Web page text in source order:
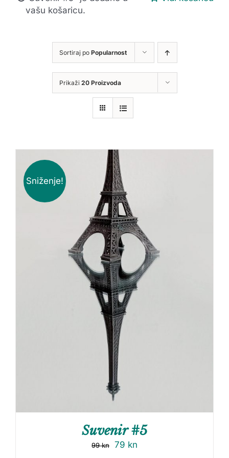
vašu košaricu.
Sortiraj po Popularnost
Prikaži 20 Proizvoda
Sniženje!
Suvenir #5
99kn 79 kn